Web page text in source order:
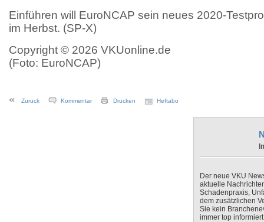
Einführen will EuroNCAP sein neues 2020-
im Herbst. (SP-X)
Copyright © 2026 VKUonline.de
(Foto: EuroNCAP)
Zurück Kommentar Drucken Heftabo
Der neue VKU
aktuelle
Schadenpraxis,
dem zusätzlichen
Sie kein
immer top